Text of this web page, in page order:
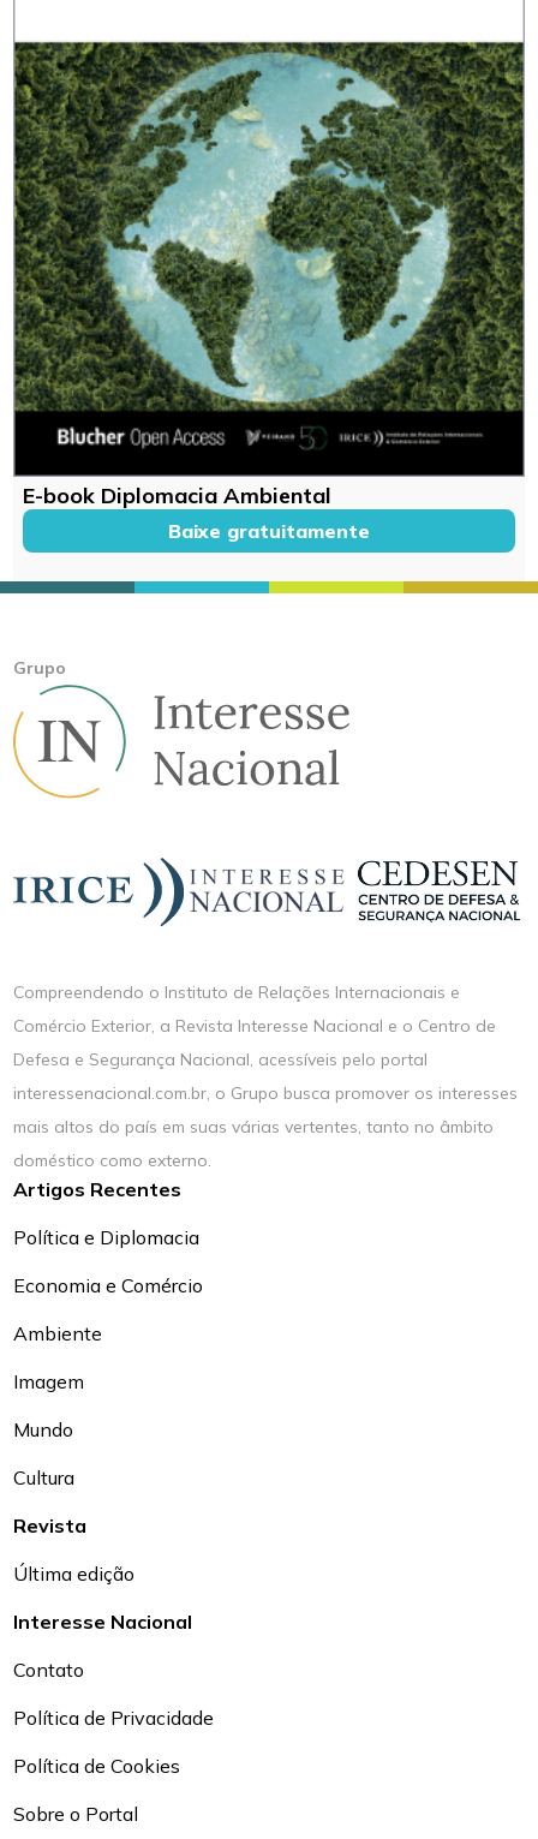
E-book Diplomacia Ambiental
Baixe gratuitamente
Grupo
Compreendendo o Instituto de Relações Internacionais e
Comércio Exterior, a Revista Interesse Nacional e o Centro de
Defesa e Segurança Nacional, acessíveis pelo portal
interessenacional.com.br, o Grupo busca promover os interesses
mais altos do país em suas várias vertentes, tanto no âmbito
doméstico como externo.
Artigos Recentes
Política e Diplomacia
Economia e Comércio
Ambiente
Imagem
Mundo
Cultura
Revista
Última edição
Interesse Nacional
Contato
Política de Privacidade
Política de Cookies
Sobre o Portal